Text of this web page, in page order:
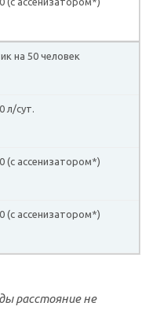
на 50 человек
л/сут.
(с ассенизатором*)
(с ассенизатором*)
расстояние не